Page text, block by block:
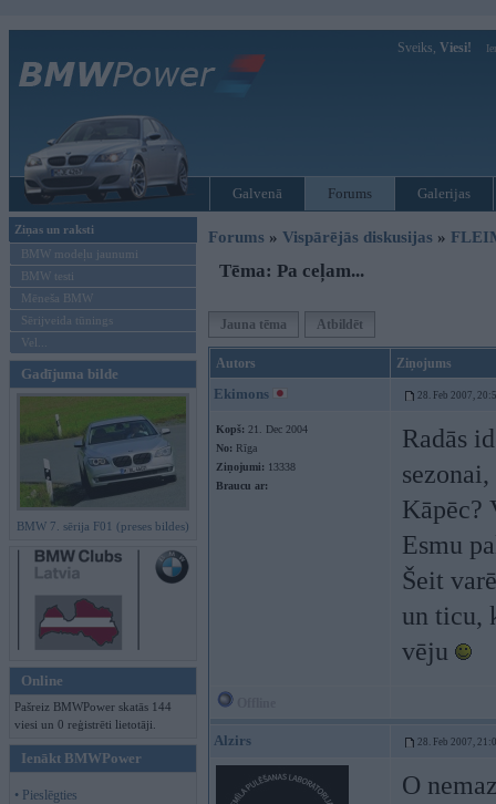
Sveiks, Viesi!
Galvenā Forums Galerijas
Ziņas un raksti
BMW modeļu jaunumi
BMW testi
Mēneša BMW
Sērijveida tūnings
Vel...
Gadījuma bilde
BMW 7. sērija F01 (preses bildes)
Online
Pašreiz BMWPower skatās 144
viesi un 0 reģistrēti lietotāji.
Ienākt BMWPower
• Pieslēgties
Forums » Vispārējās diskusijas »
Tēma: Pa ceļam...
Jauna tēma Atbildēt
Autors Ziņojums
Ekimons 28. Feb 2007,
Kopš: 21. Dec 2004
No: Rīga
Ziņojumi: 13338
Braucu ar:
Radās
Kāpēc?
Esmu
Šeit
un ticu,
vēju
Alzirs 28. Feb 2007,
O